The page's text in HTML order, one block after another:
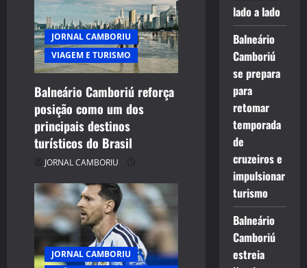
g
a
t
i
o
n
JORNAL CAMBORIU
VIAGEM E TURISMO
Balneário Camboriú reforça
posição como um dos
principais destinos
turísticos do Brasil
JORNAL CAMBORIU
JORNAL CAMBORIU
lado a lado
Balneário
Camboriú
se prepara
para
retomar
temporada
de
cruzeiros e
impulsionar
turismo
Balneário
Camboriú
estreia